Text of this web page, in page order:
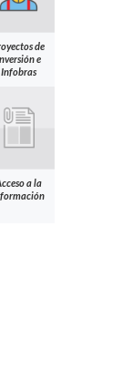
de
e
Infobras
a la